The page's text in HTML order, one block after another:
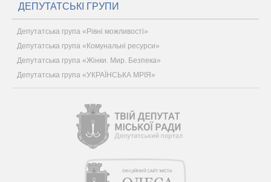
ДЕПУТАТСЬКІ ГРУПИ
Депутатська група «Рівні можливості»
Депутатська група «Комунальні ресурси»
Депутатська група «Жінки. Мир. Безпека»
Депутатська група «УКРАЇНСЬКА МРІЯ»